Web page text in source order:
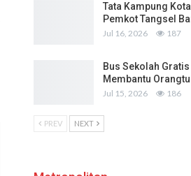
Tata Kampung
Pemkot Tangsel
Jul 16, 2026 187
Bus Sekolah Gratis
Membantu
Jul 15, 2026 186
PREV NEXT